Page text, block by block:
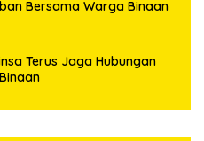
Bersama Warga Binaan
Terus Jaga Hubungan